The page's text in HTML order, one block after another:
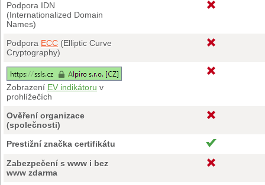
Podpora IDN
(Internationalized Domain
Names)
Podpora ECC (Elliptic Curve
Cryptography)
Zobrazení EV indikátoru v
prohlížečích
Ověření organizace
(společnosti)
Prestižní značka certifikátu
Zabezpečení s www i bez
www zdarma